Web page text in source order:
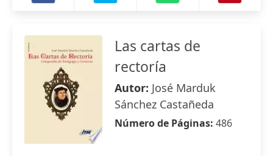
Las cartas de
rectoría
Autor: José Marduk
Sánchez Castañeda
Número de Páginas: 486